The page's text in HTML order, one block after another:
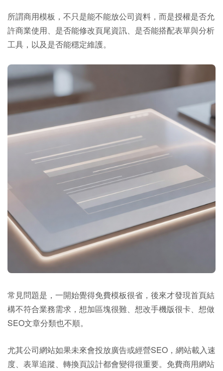
所謂商用模板，不只是能不能放公司資料，而是授權是否允
許商業使用、是否能修改頁尾資訊、是否能搭配表單與分析
工具，以及是否能穩定維護。
常見問題是，一開始覺得免費模板很省，後來才發現首頁結
構不符合業務需求，想加區塊很難、想改手機版很卡、想做
SEO文章分類也不順。
尤其公司網站如果未來會投放廣告或經營SEO，網站載入速
度、表單追蹤、轉換頁設計都會變得很重要。免費商用網站